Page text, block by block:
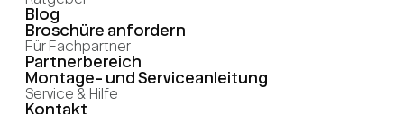
Blog
Broschüre anfordern
Für Fachpartner
Partnerbereich
Montage- und Serviceanleitung
Service & Hilfe
Kontakt